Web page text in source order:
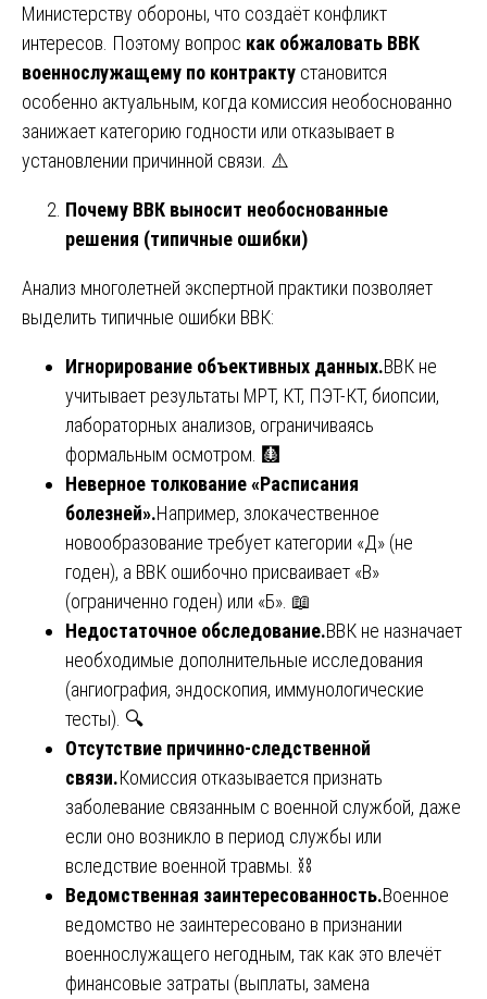
Министерству обороны, что создаёт конфликт
интересов. Поэтому вопрос как обжаловать ВВК
военнослужащему по контракту становится
особенно актуальным, когда комиссия необоснованно
занижает категорию годности или отказывает в
установлении причинной связи. ⚠️
Почему ВВК выносит необоснованные
решения (типичные ошибки)
Анализ многолетней экспертной практики позволяет
выделить типичные ошибки ВВК:
Игнорирование объективных данных.ВВК не
учитывает результаты МРТ, КТ, ПЭТ-КТ, биопсии,
лабораторных анализов, ограничиваясь
формальным осмотром. 🩻
Неверное толкование «Расписания
болезней».Например, злокачественное
новообразование требует категории «Д» (не
годен), а ВВК ошибочно присваивает «В»
(ограниченно годен) или «Б». 📖
Недостаточное обследование.ВВК не назначает
необходимые дополнительные исследования
(ангиография, эндоскопия, иммунологические
тесты). 🔍
Отсутствие причинно-следственной
связи.Комиссия отказывается признать
заболевание связанным с военной службой, даже
если оно возникло в период службы или
вследствие военной травмы. ⛓️
Ведомственная заинтересованность.Военное
ведомство не заинтересовано в признании
военнослужащего негодным, так как это влечёт
финансовые затраты (выплаты, замена